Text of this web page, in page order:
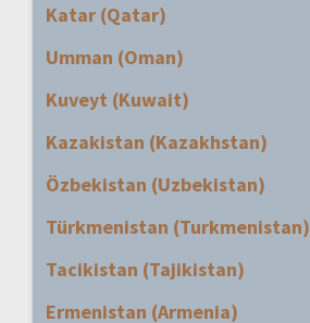
Katar (Qatar)
Umman (Oman)
Kuveyt (Kuwait)
Kazakistan (Kazakhstan)
Özbekistan (Uzbekistan)
Türkmenistan (Turkmenistan)
Tacikistan (Tajikistan)
Ermenistan (Armenia)